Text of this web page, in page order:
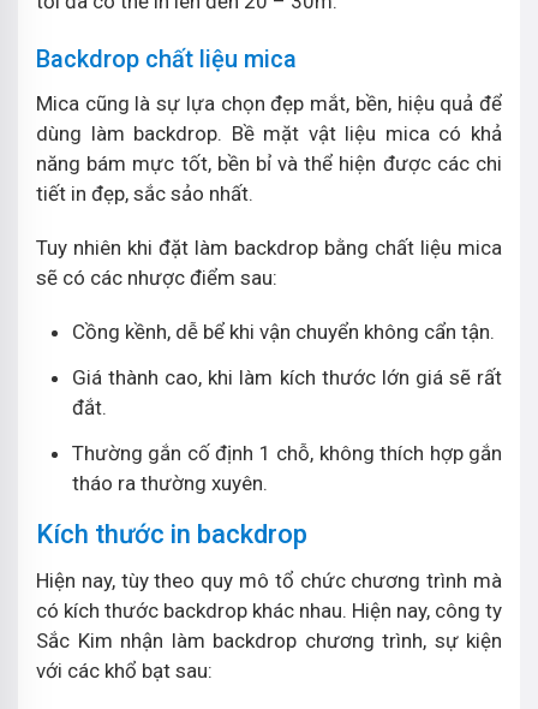
Backdrop chất liệu mica
Mica cũng là sự lựa chọn đẹp mắt, bền, hiệu quả để
dùng làm backdrop. Bề mặt vật liệu mica có khả
năng bám mực tốt, bền bỉ và thể hiện được các chi
tiết in đẹp, sắc sảo nhất.
Tuy nhiên khi đặt làm backdrop bằng chất liệu mica
sẽ có các nhược điểm sau:
Cồng kềnh, dễ bể khi vận chuyển không cẩn tận.
Giá thành cao, khi làm kích thước lớn giá sẽ rất
đắt.
Thường gắn cố định 1 chỗ, không thích hợp gắn
tháo ra thường xuyên.
Kích thước in backdrop
Hiện nay, tùy theo quy mô tổ chức chương trình mà
có kích thước backdrop khác nhau. Hiện nay, công ty
Sắc Kim nhận làm backdrop chương trình, sự kiện
với các khổ bạt sau: